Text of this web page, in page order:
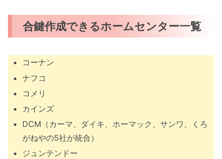
合鍵作成できるホームセンター一覧
コーナン
ナフコ
コメリ
カインズ
DCM（カーマ、ダイキ、ホーマック、サンワ、くろ
がねやの5社が統合）
ジュンテンドー